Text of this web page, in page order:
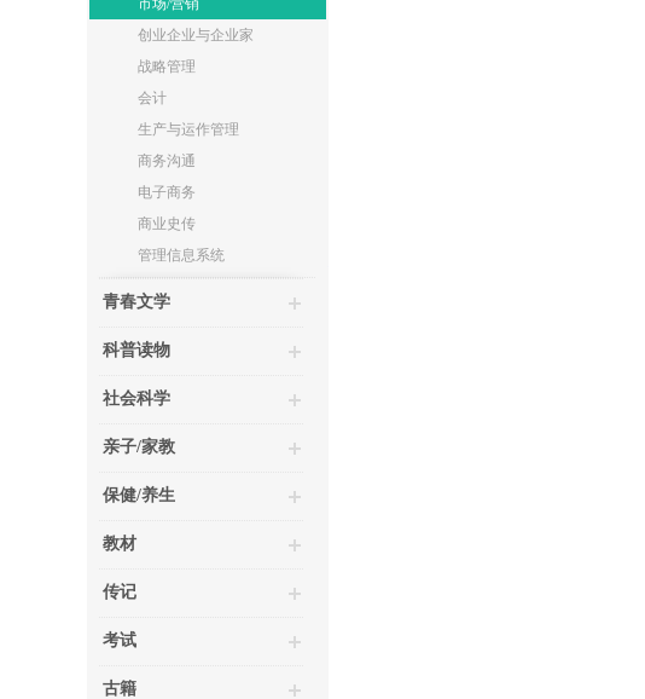
市场/营销
创业企业与企业家
战略管理
会计
生产与运作管理
商务沟通
电子商务
商业史传
管理信息系统
青春文学
科普读物
社会科学
亲子/家教
保健/养生
教材
传记
考试
古籍